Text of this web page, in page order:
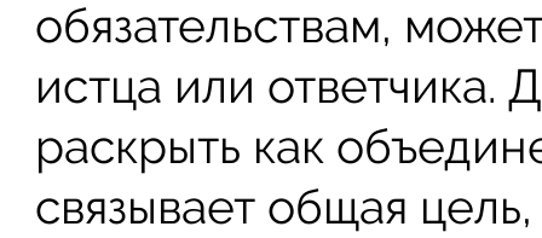
обязательствам,
истца или
раскрыть как
связывает общая